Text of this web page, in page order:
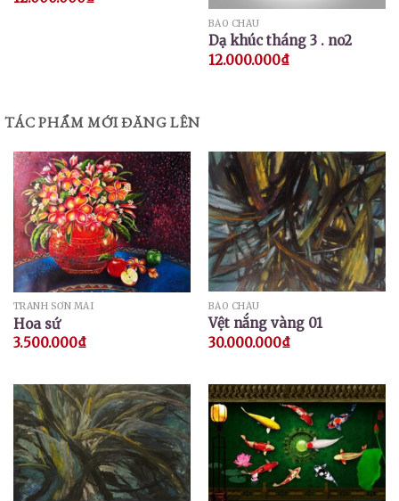
BẢO CHÂU
Dạ khúc tháng 3 . no2
12.000.000₫
TÁC PHẨM MỚI ĐĂNG LÊN
TRANH SƠN MÀI
Hoa sứ
3.500.000₫
BẢO CHÂU
Vệt nắng vàng 01
30.000.000₫